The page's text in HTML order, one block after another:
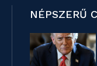
NÉPSZERŰ